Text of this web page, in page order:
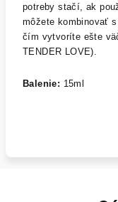
potreby stačí, ak
môžete kombinovať
čím vytvoríte ešte
TENDER LOVE).
Balenie: 15ml